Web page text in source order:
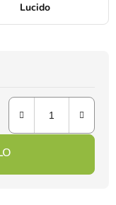
Lucido